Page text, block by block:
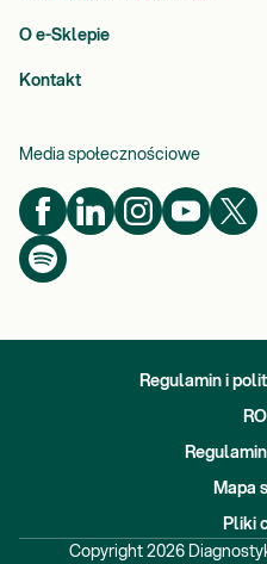
O e-Sklepie
Kontakt
Media społecznościowe
Regulamin i
Mapa
Pliki
Copyright 2026